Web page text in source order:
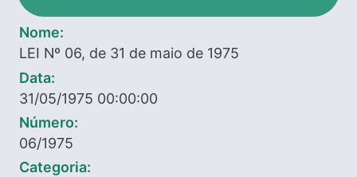
Nome:
LEI Nº 06, de 31 de maio de 1975
Data:
31/05/1975 00:00:00
Número:
06/1975
Categoria: